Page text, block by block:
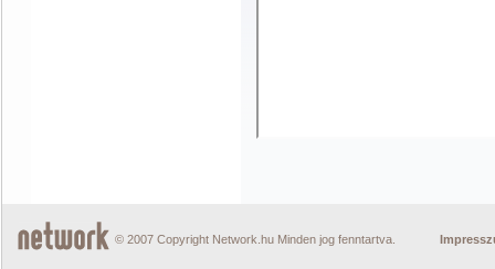
© 2007 Copyright Network.hu Minden jog fenntartva.